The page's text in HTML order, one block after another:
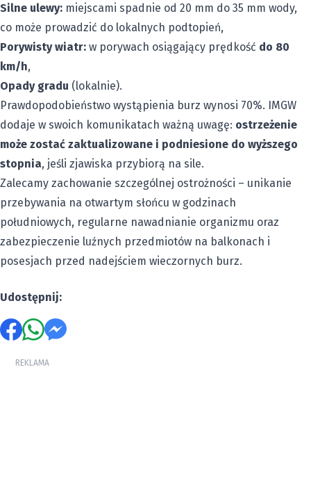
Silne ulewy: miejscami spadnie od 20 mm do 35 mm wody,
co może prowadzić do lokalnych podtopień,
Porywisty wiatr: w porywach osiągający prędkość do 80
km/h,
Opady gradu (lokalnie).
Prawdopodobieństwo wystąpienia burz wynosi 70%. IMGW
dodaje w swoich komunikatach ważną uwagę: ostrzeżenie
może zostać zaktualizowane i podniesione do wyższego
stopnia, jeśli zjawiska przybiorą na sile.
Zalecamy zachowanie szczególnej ostrożności – unikanie
przebywania na otwartym słońcu w godzinach
południowych, regularne nawadnianie organizmu oraz
zabezpieczenie luźnych przedmiotów na balkonach i
posesjach przed nadejściem wieczornych burz.
Udostępnij:
REKLAMA